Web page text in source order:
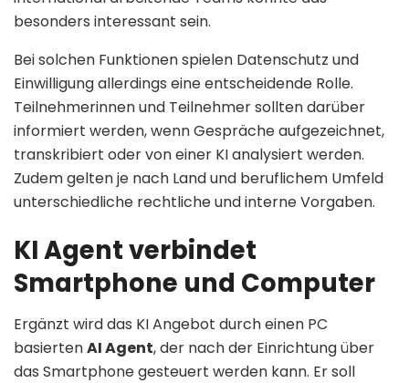
besonders interessant sein.
Bei solchen Funktionen spielen Datenschutz und
Einwilligung allerdings eine entscheidende Rolle.
Teilnehmerinnen und Teilnehmer sollten darüber
informiert werden, wenn Gespräche aufgezeichnet,
transkribiert oder von einer KI analysiert werden.
Zudem gelten je nach Land und beruflichem Umfeld
unterschiedliche rechtliche und interne Vorgaben.
KI Agent verbindet
Smartphone und Computer
Ergänzt wird das KI Angebot durch einen PC
basiertenAI Agent, der nach der Einrichtung über
das Smartphone gesteuert werden kann. Er soll